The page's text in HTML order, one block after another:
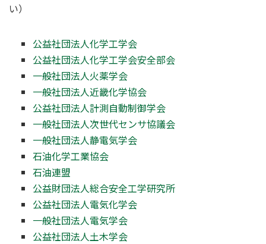
い）
公益社団法人化学工学会
公益社団法人化学工学会安全部会
一般社団法人火薬学会
一般社団法人近畿化学協会
公益社団法人計測自動制御学会
一般社団法人次世代センサ協議会
一般社団法人静電気学会
石油化学工業協会
石油連盟
公益財団法人総合安全工学研究所
公益社団法人電気化学会
一般社団法人電気学会
公益社団法人土木学会